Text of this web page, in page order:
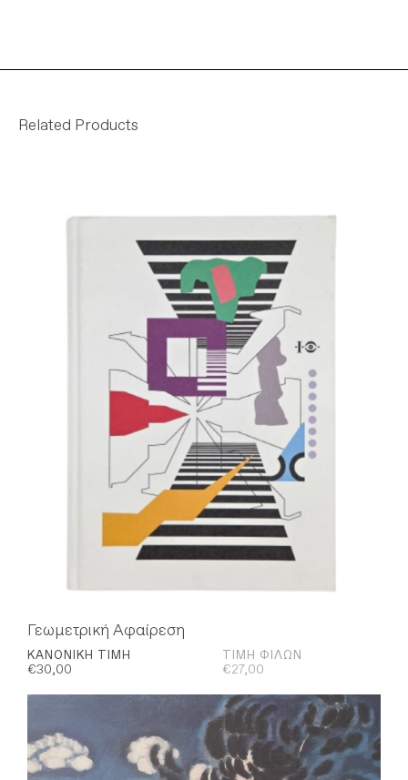
Related Products
Γεωμετρική Αφαίρεση
ΚΑΝΟΝΙΚΉ ΤΙΜΉ
€30,00
ΤΙΜΉ ΦΊΛΩΝ
€27,00